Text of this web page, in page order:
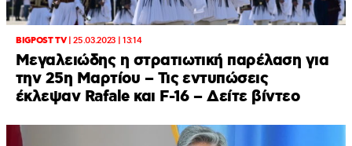
BIGPOST TV|25.03.2023 | 13:14
Μεγαλειώδης η στρατιωτική παρέλαση για
την 25η Μαρτίου – Τις εντυπώσεις
έκλεψαν Rafale και F-16 – Δείτε βίντεο